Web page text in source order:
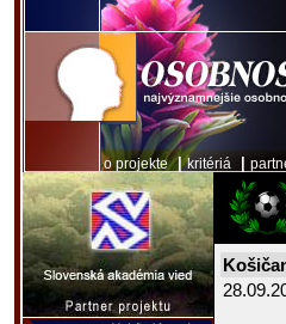
o projekte|kritériá